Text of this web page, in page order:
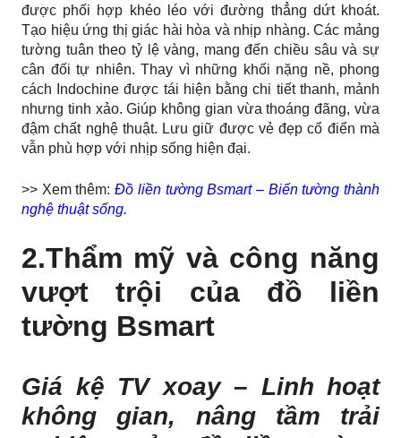
được phối hợp khéo léo với đường thẳng dứt khoát.
Tạo hiệu ứng thị giác hài hòa và nhịp nhàng. Các mảng
tường tuân theo tỷ lệ vàng, mang đến chiều sâu và sự
cân đối tự nhiên. Thay vì những khối nặng nề, phong
cách Indochine được tái hiện bằng chi tiết thanh, mảnh
nhưng tinh xảo. Giúp không gian vừa thoáng đãng, vừa
đậm chất nghệ thuật. Lưu giữ được vẻ đẹp cổ điển mà
vẫn phù hợp với nhịp sống hiện đại.
>> Xem thêm:Đồ liền tường Bsmart – Biến tường thành
nghệ thuật sống.
2.Thẩm mỹ và công năng
vượt trội của đồ liền
tường Bsmart
Giá kệ TV xoay – Linh hoạt
không gian, nâng tầm trải